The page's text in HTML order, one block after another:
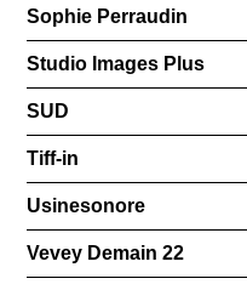
Sophie Perraudin
Studio Images Plus
SUD
Tiff-in
Usinesonore
Vevey Demain 22